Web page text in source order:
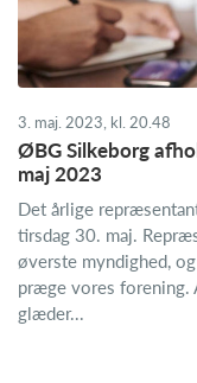
3. maj. 2023, kl. 20.48
ØBG Silkeborg
maj 2023
Det årlige
tirsdag 30. maj.
øverste myndighed,
præge vores forening.
glæder...